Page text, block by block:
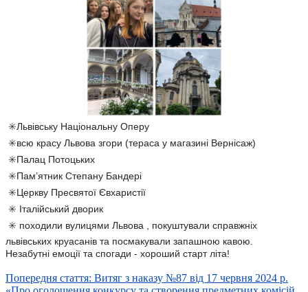
✳️Львівську Національну Оперу
✳️всю красу Львова згори (тераса у магазині Вернісаж)
✳️Палац Потоцьких
✳️Памʼятник Степану Бандері
✳️Церкву Пресвятої Євхаристії
✳️ Італійський дворик
✳️ походили вулицями Львова , покуштували справжніх
львівських круасанів та посмакували запашною кавою.
Незабутні емоції та спогади - хороший старт літа!
Попередня стаття: Витяг з наказу №87 від 17 червня 2024 р.